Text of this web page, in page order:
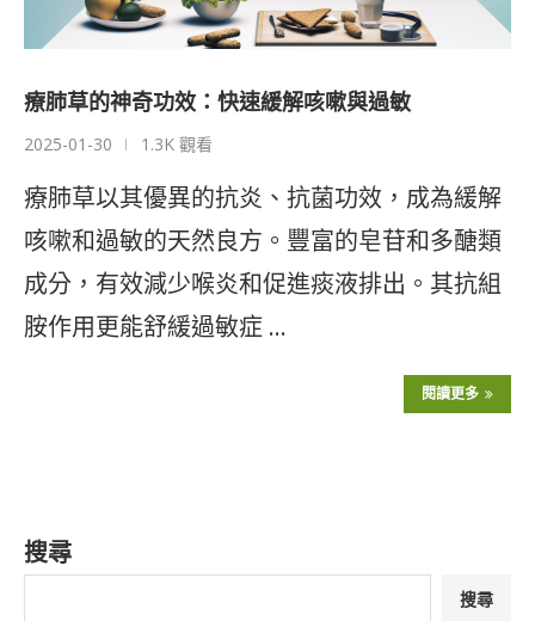
療肺草的神奇功效：快速緩解咳嗽與過敏
2025-01-30 1.3K 觀看
療肺草以其優異的抗炎、抗菌功效，成為緩解
咳嗽和過敏的天然良方。豐富的皂苷和多醣類
成分，有效減少喉炎和促進痰液排出。其抗組
胺作用更能舒緩過敏症 …
閱讀更多
搜尋
搜尋